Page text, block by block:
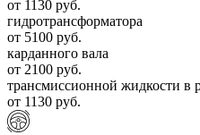
от 1130 руб.
гидротрансформатора
от 5100 руб.
карданного вала
от 2100 руб.
трансмиссионной жидкости в
от 1130 руб.